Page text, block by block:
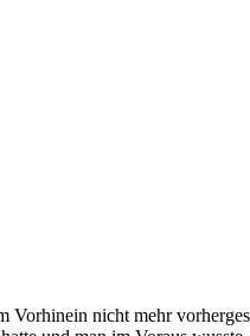
Vorhinein nicht mehr